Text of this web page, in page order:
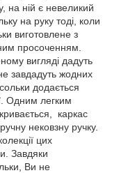
на ній є невеликий
на руку тоді, коли
виготовлене з
просоченням.
вигляді дадуть
завдадуть жодних
додається
Одним легким
каркас
нековзну ручку.
цих
Завдяки
Ви не